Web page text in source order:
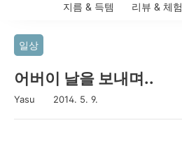
지름 & 득템 리뷰 & 체험
일상
어버이 날을 보내며..
Yasu 2014. 5. 9.